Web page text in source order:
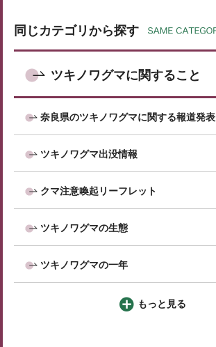
同じカテゴリから探す
ツキノワグマに関すること
奈良県のツキノワグマに関する報道発表
ツキノワグマ出没情報
クマ注意喚起リーフレット
ツキノワグマの生態
ツキノワグマの一年
もっと見る